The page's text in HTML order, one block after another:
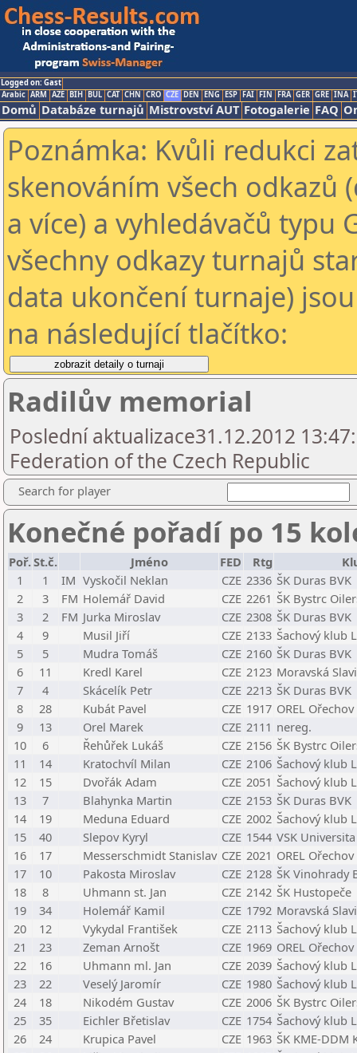
Logged on: Gast
Arabic ARM AZE BIH BUL CAT CHN CRO CZE DEN ENG ESP FAI FIN FRA GER GRE INA
Domů Databáze turnajů Mistrovství AUT Fotogalerie FAQ
Poznámka: Kvůli redukci
skenováním všech odkazů
a více) a vyhledávačů typu
všechny odkazy turnajů
data ukončení turnaje)
na následující tlačítko:
Radilův memorial
Poslední aktualizace31.12.2012
Federation of the Czech Republic
Search for player
Konečné pořadí po 15
Poř.St.č. Jméno FED Rtg
1
1 IM Vyskočil Neklan CZE 2336 ŠK Duras BVK
2
3 FM Holemář David CZE 2261 ŠK Bystrc
3
2 FM Jurka Miroslav CZE 2308 ŠK Duras BVK
4
9 Musil Jiří CZE 2133 Šachový klub
5
5 Mudra Tomáš CZE 2160 ŠK Duras BVK
6
11 Kredl Karel CZE 2123 Moravská
7
4 Skácelík Petr CZE 2213 ŠK Duras BVK
8
28 Kubát Pavel CZE 1917 OREL Ořechov
9
13 Orel Marek CZE 2111 nereg.
10
6 Řehůřek Lukáš CZE 2156 ŠK Bystrc
11
14 Kratochvíl Milan CZE 2106 Šachový klub
12
15 Dvořák Adam CZE 2051 Šachový klub
13
7 Blahynka Martin CZE 2153 ŠK Duras BVK
14
19 Meduna Eduard CZE 2002 Šachový klub
15
40 Slepov Kyryl CZE 1544 VSK
16
17 Messerschmidt Stanislav CZE 2021 OREL Ořechov
17
10 Pakosta Miroslav CZE 2128 ŠK Vinohrady
18
8 Uhmann st. Jan CZE 2142 ŠK Hustopeče
19
34 Holemář Kamil CZE 1792 Moravská
20
12 Vykydal František CZE 2113 Šachový klub
21
23 Zeman Arnošt CZE 1969 OREL Ořechov
22
16 Uhmann ml. Jan CZE 2039 Šachový klub
23
22 Veselý Jaromír CZE 1980 Šachový klub
24
18 Nikodém Gustav CZE 2006 ŠK Bystrc
25
35 Eichler Břetislav CZE 1754 Šachový klub
26
24 Krupica Pavel CZE 1963 ŠK KME-DDM